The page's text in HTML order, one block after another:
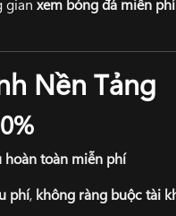
gian xem bóng đá miễn
Nền Tảng
toàn miễn phí
phí, không ràng buộc tài